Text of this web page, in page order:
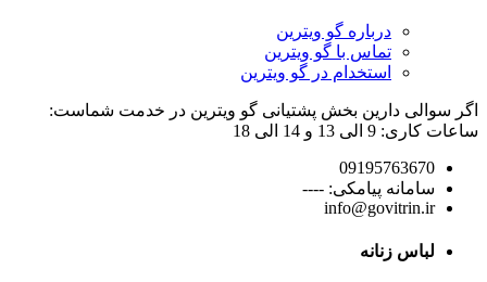
درباره گو ویترین
تماس با گو ویترین
استخدام در گو ویترین
اگر سوالی دارین بخش پشتیانی گو ویترین در خدمت شماست:
ساعات کاری: 9 الی 13 و 14 الی 18
09195763670
سامانه پیامکی: ----
info@govitrin.ir
لباس زنانه